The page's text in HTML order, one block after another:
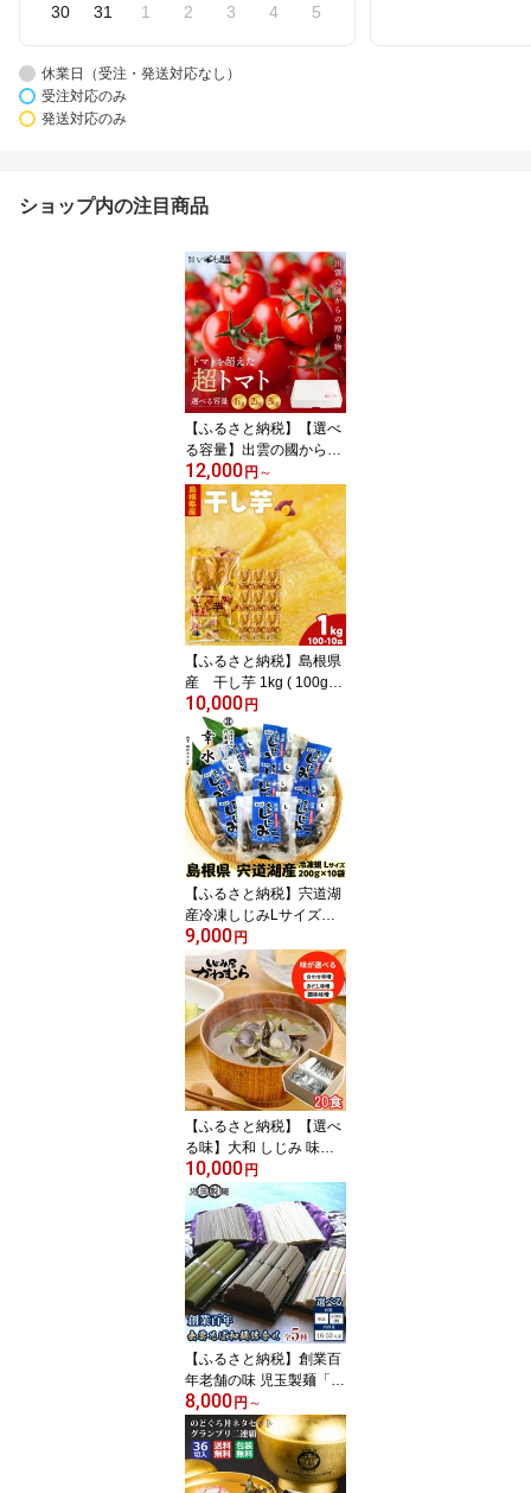
30 31 1 2 3 4 5
休業日（受注・発送対応なし）
受注対応のみ
発送対応のみ
ショップ内の注目商品
【ふるさと納税】【選べ
る容量】出雲の國からの
贈り物～トマトを超えた
超トマト1kg・2kg・3kg
| トマト 選べる容量 1kg
2kg 3kg 野菜 美味しい 甘
い 数量限定 期間限定 お
取り寄せ 新鮮 高糖度 島
根県 出雲市
12,000 円 ～
【ふるさと納税】島根県
産 干し芋 1kg ( 100g×1
0袋 ) | ほしいも 干し芋
ほし芋 国産 さつまいも
さつま芋 芋 いも 100g 小
分け 個包装 お菓子 おつ
まみ おやつ 保存食 お取
り寄せ グルメ 人気 おす
すめ 島根県 出雲市
10,000 円
【ふるさと納税】宍道湖
産冷凍しじみLサイズ
（殻幅14mm～16mm）2
00g×10袋 | しじみ 宍道
湖産 冷凍 特大サイズ 砂
抜き 水洗い済 加熱用 漁
師直送 新鮮 味噌汁 お取
り寄せ グルメ 名物 小分
け 島根県 出雲市
9,000 円
【ふるさと納税】【選べ
る味】大和 しじみ 味噌
汁 20食 宍道湖産 簡易 タ
イプ みそ汁 みそしる | し
じみ味噌汁 選べる 調味
みそ 赤だし 具入り レト
ルト インスタント ギフ
ト 贈答用 島根県 出雲市
10,000 円
【ふるさと納税】創業百
年老舗の味 児玉製麺「出
雲そば・和麺詰合せ」16
～53人前 単品/定期便選
択可 | 出雲そば＆和麺詰
め合わせ 長期保存 食べ
比べ 非常食 年越しそば
8,000 円 ～